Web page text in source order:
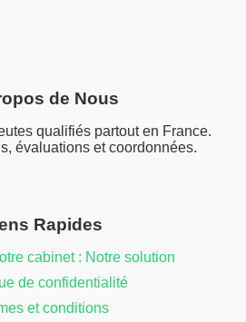
de Nous
qualifiés partout en France.
évaluations et coordonnées.
Rapides
cabinet : Notre solution
de confidentialité
et conditions